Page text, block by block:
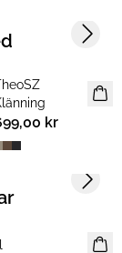
NYHET
kr
Next
Next